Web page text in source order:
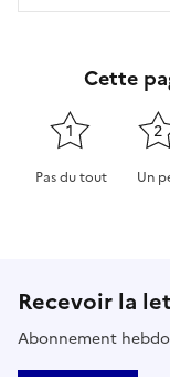
Cette
1
Pas du tout
2
Un
Recevoir la
Abonnement